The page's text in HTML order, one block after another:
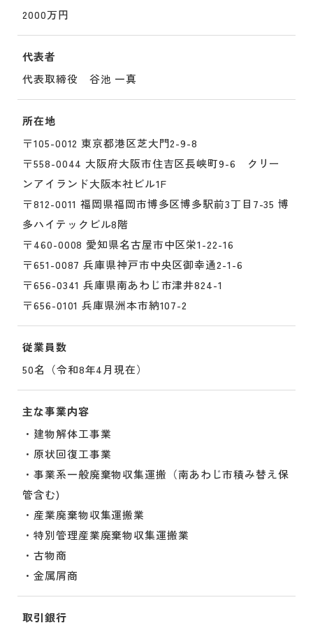
2000万円
代表者
代表取締役 谷池 一真
所在地
〒105-0012 東京都港区芝大門2-9-8
〒558-0044 大阪府大阪市住吉区長峡町9-6 クリー
ンアイランド大阪本社ビル1F
〒812-0011 福岡県福岡市博多区博多駅前3丁目7-35 博
多ハイテックビル8階
〒460-0008 愛知県名古屋市中区栄1-22-16
〒651-0087 兵庫県神戸市中央区御幸通2-1-6
〒656-0341 兵庫県南あわじ市津井824-1
〒656-0101 兵庫県洲本市納107-2
従業員数
50名（令和8年4月現在）
主な事業内容
・建物解体工事業
・原状回復工事業
・事業系一般廃棄物収集運搬（南あわじ市積み替え保
管含む)
・産業廃棄物収集運搬業
・特別管理産業廃棄物収集運搬業
・古物商
・金属屑商
取引銀行